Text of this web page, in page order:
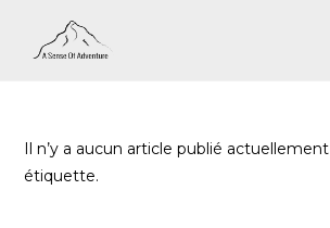
Il n’y a aucun article publié
étiquette.